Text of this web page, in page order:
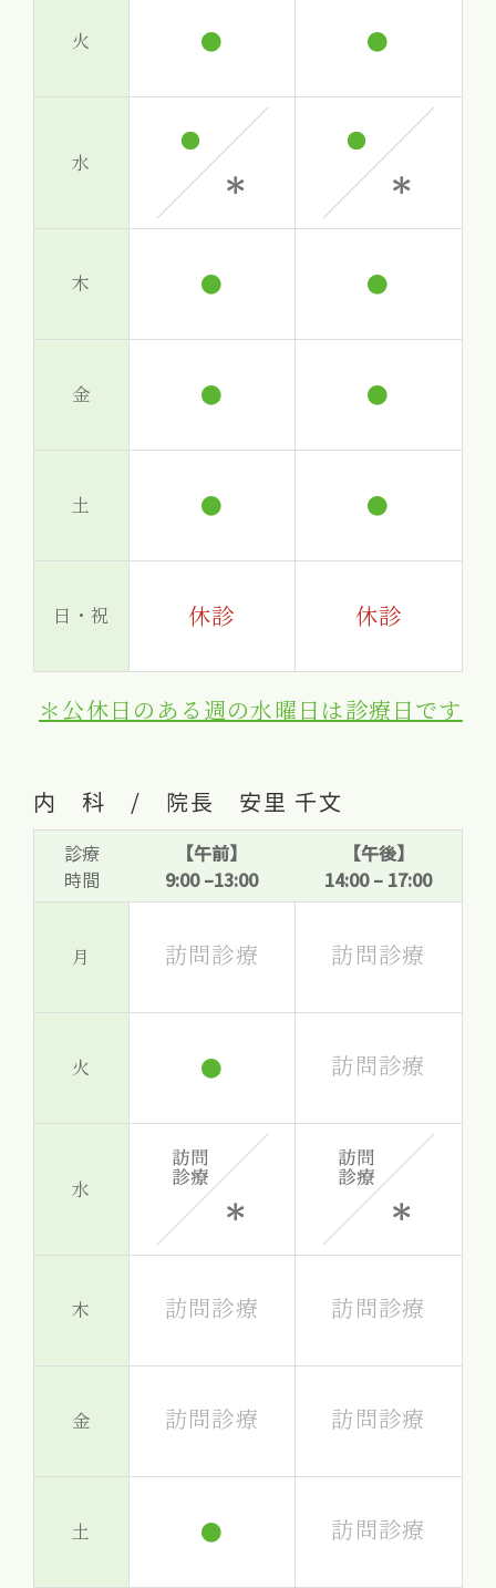
火 ● ●
水
木 ● ●
金 ● ●
土 ● ●
日・祝 休診 休診
＊公休日のある週の水曜日は診療日です
内 科 / 院長 安里 千文
診療
時間
【午前】
9:00 –13:00
【午後】
14:00 – 17:00
月 訪問診療 訪問診療
火 ● 訪問診療
水
木 訪問診療 訪問診療
金 訪問診療 訪問診療
土 ● 訪問診療